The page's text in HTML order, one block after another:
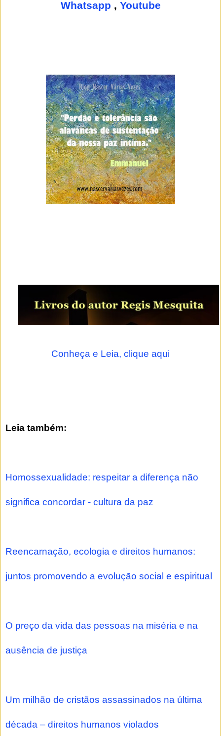
Whatsapp , Youtube
Conheça e Leia, clique aqui
Leia também:
Homossexualidade: respeitar a diferença não
significa concordar - cultura da paz
Reencarnação, ecologia e direitos humanos:
juntos promovendo a evolução social e espiritual
O preço da vida das pessoas na miséria e na
ausência de justiça
Um milhão de cristãos assassinados na última
década – direitos humanos violados